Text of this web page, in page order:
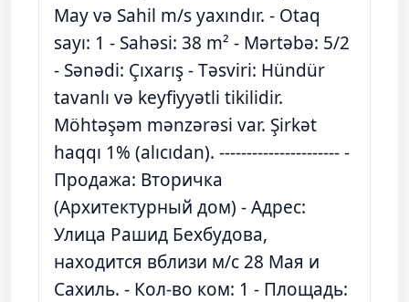
May və Sahil m/s yaxındır. - Otaq
sayı: 1 - Sahəsi: 38 m² - Mərtəbə: 5/2
- Sənədi: Çıxarış - Təsviri: Hündür
tavanlı və keyfiyyətli tikilidir.
Möhtəşəm mənzərəsi var. Şirkət
haqqı 1% (alıcıdan). ---------------------- -
Продажа: Вторичка
(Архитектурный дом) - Адрес:
Улица Рашид Бехбудова,
находится вблизи м/с 28 Мая и
Сахиль. - Кол-во ком: 1 - Площадь: